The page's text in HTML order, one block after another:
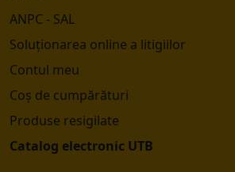
ANPC - SAL
Soluționarea online a litigiilor
Contul meu
Coș de cumpărături
Produse resigilate
Catalog electronic UTB